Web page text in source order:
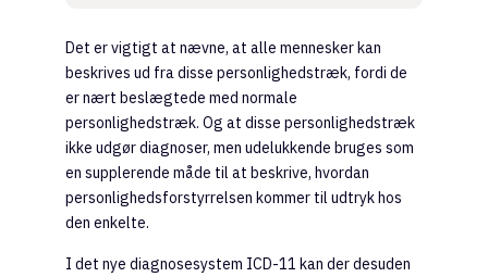
Det er vigtigt at nævne, at alle mennesker kan
beskrives ud fra disse personlighedstræk, fordi de
er nært beslægtede med normale
personlighedstræk. Og at disse personlighedstræk
ikke udgør diagnoser, men udelukkende bruges som
en supplerende måde til at beskrive, hvordan
personlighedsforstyrrelsen kommer til udtryk hos
den enkelte.
I det nye diagnosesystem ICD-11 kan der desuden